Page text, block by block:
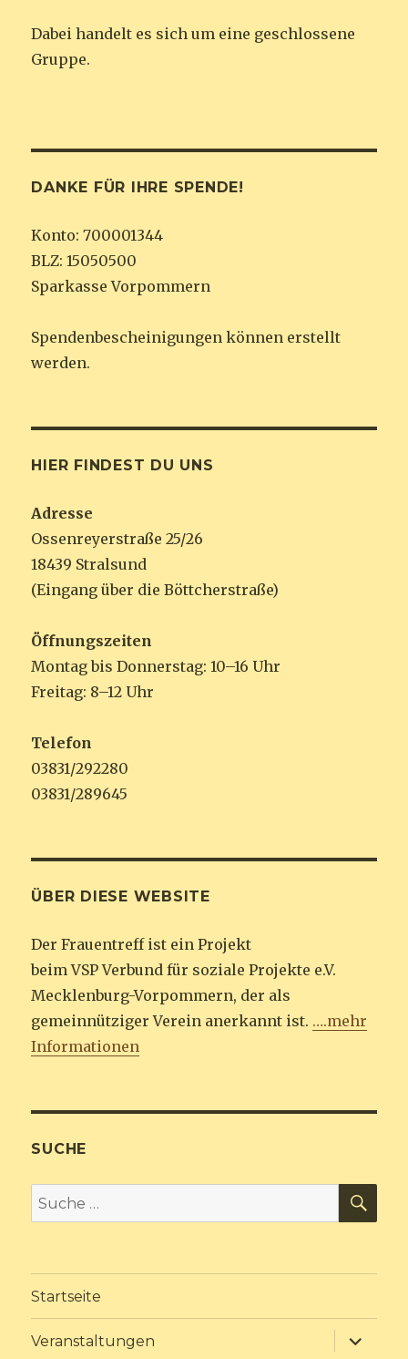
Dabei handelt es sich um eine geschlossene
Gruppe.
DANKE FÜR IHRE SPENDE!
Konto: 700001344
BLZ: 15050500
Sparkasse Vorpommern
Spendenbescheinigungen können erstellt
werden.
HIER FINDEST DU UNS
Adresse
Ossenreyerstraße 25/26
18439 Stralsund
(Eingang über die Böttcherstraße)
Öffnungszeiten
Montag bis Donnerstag: 10–16 Uhr
Freitag: 8–12 Uhr
Telefon
03831/292280
03831/289645
ÜBER DIESE WEBSITE
Der Frauentreff ist ein Projekt
beim VSP Verbund für soziale Projekte e.V.
Mecklenburg-Vorpommern, der als
gemeinnütziger Verein anerkannt ist. ….mehr
Informationen
SUCHE
Suche
nach:
Startseite
Veranstaltungen